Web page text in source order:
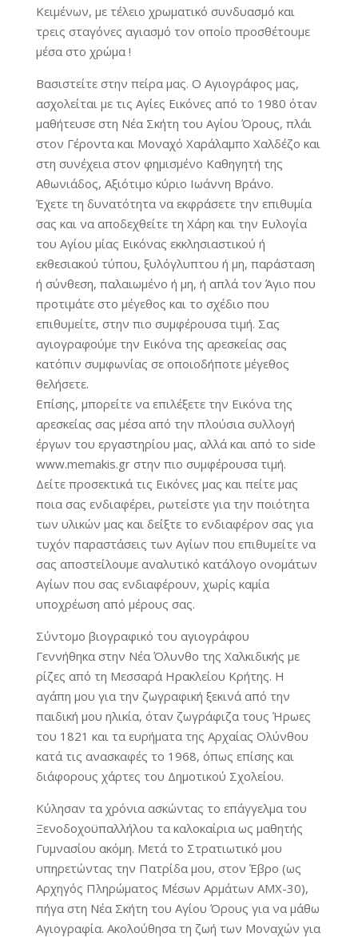
Κειμένων, με τέλειο χρωματικό συνδυασμό και
τρεις σταγόνες αγιασμό τον οποίο προσθέτουμε
μέσα στο χρώμα !
Βασιστείτε στην πείρα μας. Ο Αγιογράφος μας,
ασχολείται με τις Αγίες Εικόνες από το 1980 όταν
μαθήτευσε στη Νέα Σκήτη του Αγίου Όρους, πλάι
στον Γέροντα και Μοναχό Χαράλαμπο Χαλδέζο και
στη συνέχεια στον φημισμένο Καθηγητή της
Αθωνιάδος, Αξιότιμο κύριο Ιωάννη Βράνο.
Έχετε τη δυνατότητα να εκφράσετε την επιθυμία
σας και να αποδεχθείτε τη Χάρη και την Ευλογία
του Αγίου μίας Εικόνας εκκλησιαστικού ή
εκθεσιακού τύπου, ξυλόγλυπτου ή μη, παράσταση
ή σύνθεση, παλαιωμένο ή μη, ή απλά τον Άγιο που
προτιμάτε στο μέγεθος και το σχέδιο που
επιθυμείτε, στην πιο συμφέρουσα τιμή. Σας
αγιογραφούμε την Εικόνα της αρεσκείας σας
κατόπιν συμφωνίας σε οποιοδήποτε μέγεθος
θελήσετε.
Επίσης, μπορείτε να επιλέξετε την Εικόνα της
αρεσκείας σας μέσα από την πλούσια συλλογή
έργων του εργαστηρίου μας, αλλά και από το side
www.memakis.gr στην πιο συμφέρουσα τιμή.
Δείτε προσεκτικά τις Εικόνες μας και πείτε μας
ποια σας ενδιαφέρει, ρωτείστε για την ποιότητα
των υλικών μας και δείξτε το ενδιαφέρον σας για
τυχόν παραστάσεις των Αγίων που επιθυμείτε να
σας αποστείλουμε αναλυτικό κατάλογο ονομάτων
Αγίων που σας ενδιαφέρουν, χωρίς καμία
υποχρέωση από μέρους σας.
Σύντομο βιογραφικό του αγιογράφου
Γεννήθηκα στην Νέα Όλυνθο της Χαλκιδικής με
ρίζες από τη Μεσσαρά Ηρακλείου Κρήτης. Η
αγάπη μου για την ζωγραφική ξεκινά από την
παιδική μου ηλικία, όταν ζωγράφιζα τους Ήρωες
του 1821 και τα ευρήματα της Αρχαίας Ολύνθου
κατά τις ανασκαφές το 1968, όπως επίσης και
διάφορους χάρτες του Δημοτικού Σχολείου.
Κύλησαν τα χρόνια ασκώντας το επάγγελμα του
Ξενοδοχοϋπαλλήλου τα καλοκαίρια ως μαθητής
Γυμνασίου ακόμη. Μετά το Στρατιωτικό μου
υπηρετώντας την Πατρίδα μου, στον Έβρο (ως
Αρχηγός Πληρώματος Μέσων Αρμάτων ΑΜΧ-30),
πήγα στη Νέα Σκήτη του Αγίου Όρους για να μάθω
Αγιογραφία. Ακολούθησα τη ζωή των Μοναχών για